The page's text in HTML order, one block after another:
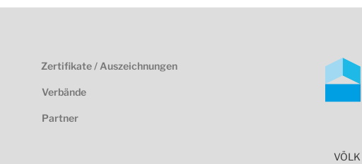
Zertifikate / Auszeichnungen
Verbände
Partner
VÖLK